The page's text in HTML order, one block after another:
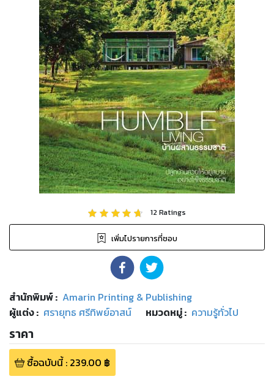
12Ratings
เพิ่มไปรายการที่ชอบ
สำนักพิมพ์: Amarin Printing & Publishing
ผู้แต่ง : ศรายุทธ ศรีทิพย์อาสน์ หมวดหมู่: ความรู้ทั่วไป
ราคา
ซื้อฉบับนี้: 239.00 ฿